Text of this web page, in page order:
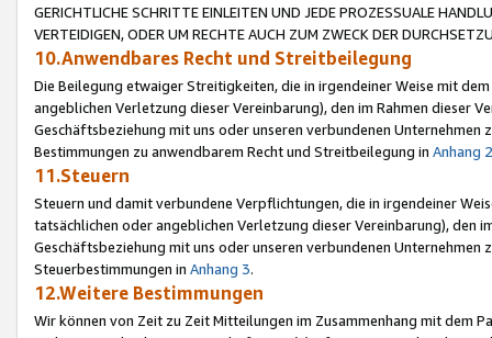
GERICHTLICHE SCHRITTE EINLEITEN UND JEDE PROZESSUALE
VERTEIDIGEN, ODER UM RECHTE AUCH ZUM ZWECK DER
10.Anwendbares Recht und Streitbeilegung
Die Beilegung etwaiger Streitigkeiten, die in irgendeiner Weise mit
angeblichen Verletzung dieser Vereinbarung), den im Rahmen dieser
Geschäftsbeziehung mit uns oder unseren verbundenen
Bestimmungen zu anwendbarem Recht und Streitbeilegung in Anhang 2
11.Steuern
Steuern und damit verbundene Verpflichtungen, die in irgendeiner
tatsächlichen oder angeblichen Verletzung dieser Vereinbarung), den
Geschäftsbeziehung mit uns oder unseren verbundenen
Steuerbestimmungen in Anhang 3.
12.Weitere Bestimmungen
Wir können von Zeit zu Zeit Mitteilungen im Zusammenhang mit dem